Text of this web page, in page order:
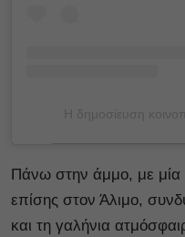
Πάνω στην άμμο, με μία
επίσης στον Άλιμο,
και τη γαλήνια